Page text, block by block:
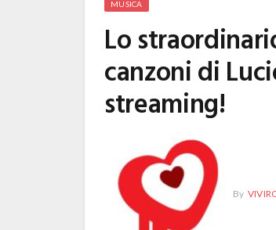
MUSICA
Lo
canzoni di
streaming!
By